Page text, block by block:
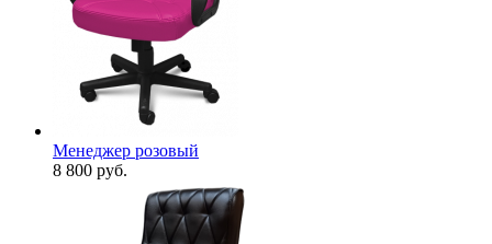
Менеджер розовый
8 800 руб.